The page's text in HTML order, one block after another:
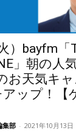
）bayfm「
」朝の人
お天気キ
ップ！【
集部 - 2021年10月13日